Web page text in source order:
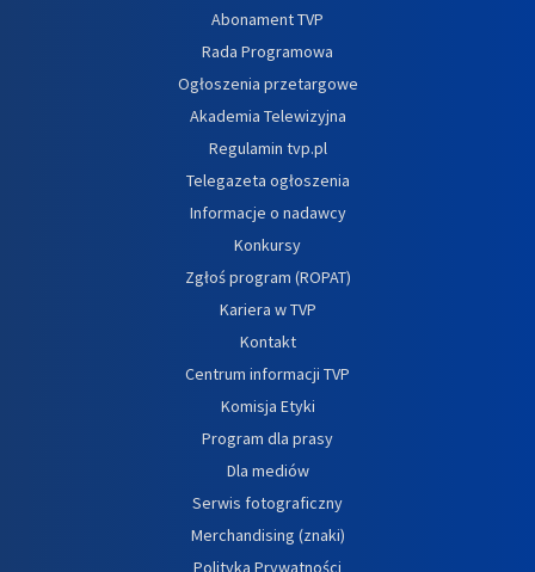
Abonament TVP
Rada Programowa
Ogłoszenia przetargowe
Akademia Telewizyjna
Regulamin tvp.pl
Telegazeta ogłoszenia
Informacje o nadawcy
Konkursy
Zgłoś program (ROPAT)
Kariera w TVP
Kontakt
Centrum informacji TVP
Komisja Etyki
Program dla prasy
Dla mediów
Serwis fotograficzny
Merchandising (znaki)
Polityka Prywatności